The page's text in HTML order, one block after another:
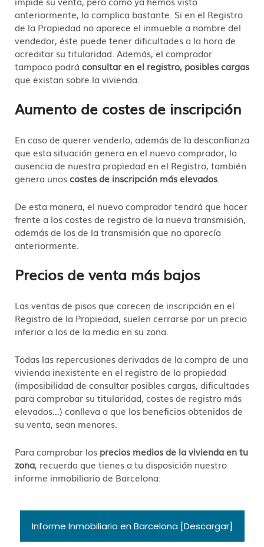
anteriormente, la complica bastante. Si en el Registro
de la Propiedad no aparece el inmueble a nombre del
vendedor, éste puede tener dificultades a la hora de
acreditar su titularidad. Además, el comprador
tampoco podrá consultar en el registro, posibles cargas
que existan sobre la vivienda.
Aumento de costes de inscripción
En caso de querer venderlo, además de la desconfianza
que esta situación genera en el nuevo comprador, la
ausencia de nuestra propiedad en el Registro, también
genera unoscostes de inscripción más elevados
De esta manera, el nuevo comprador tendrá que hacer
frente a los costes de registro de la nueva transmisión,
además de los de la transmisión que no aparecía
anteriormente.
Precios de venta más bajos
Las ventas de pisos que carecen de inscripción en el
Registro de la Propiedad, suelen cerrarse por un precio
inferior a los de la media en su zona.
Todas las repercusiones derivadas de la compra de una
vivienda inexistente en el registro de la propiedad
(imposibilidad de consultar posibles cargas, dificultades
para comprobar su titularidad, costes de registro más
elevados…) conlleva a que los beneficios obtenidos de
su venta, sean menores.
Para comprobar los precios medios de la vivienda en tu
zona, recuerda que tienes a tu disposición nuestro
informe inmobiliario de Barcelona:
Informe Inmobiliario en Barcelona [Descargar]